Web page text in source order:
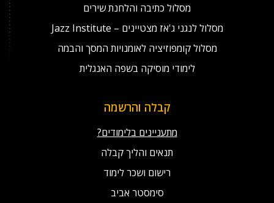
מסלול כתיבה והלחנת שירים
מסלול לנגני ג'אז מצטיינים – Jazz Institute
מסלול קומפוזיציה לאומנויות המסך והבמה
לימודי מוסיקה בשפה האנגלית
קבלה והרשמה
מתעניינים בלימודים?
תנאים והליך קבלה
רישום ושכר לימוד
סימסטר אביב